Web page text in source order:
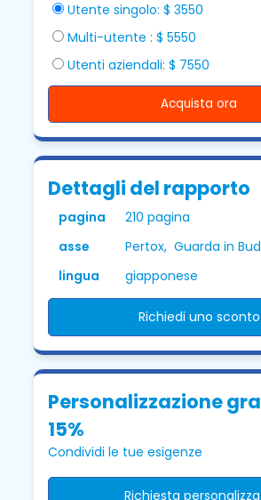
Utente singolo: $ 3550
Multi-utente : $ 5550
Utenti aziendali: $ 7550
Acquista ora
Dettagli del rapporto
pagina
210 pagina
asse
Pertox, Guarda in
lingua
giapponese
Richiedi uno sconto
Personalizzazione
15%
Condividi le tue esigenze
Richiesta